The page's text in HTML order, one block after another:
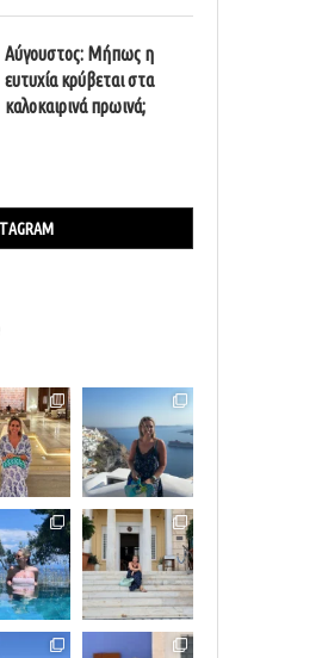
Αύγουστος: Μήπως η
ευτυχία κρύβεται στα
καλοκαιρινά πρωινά;